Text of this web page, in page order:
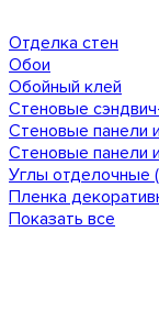
Отделка стен
Обои
Обойный клей
Стеновые
Стеновые панели
Стеновые панели
Углы отделочные
Пленка
Показать все